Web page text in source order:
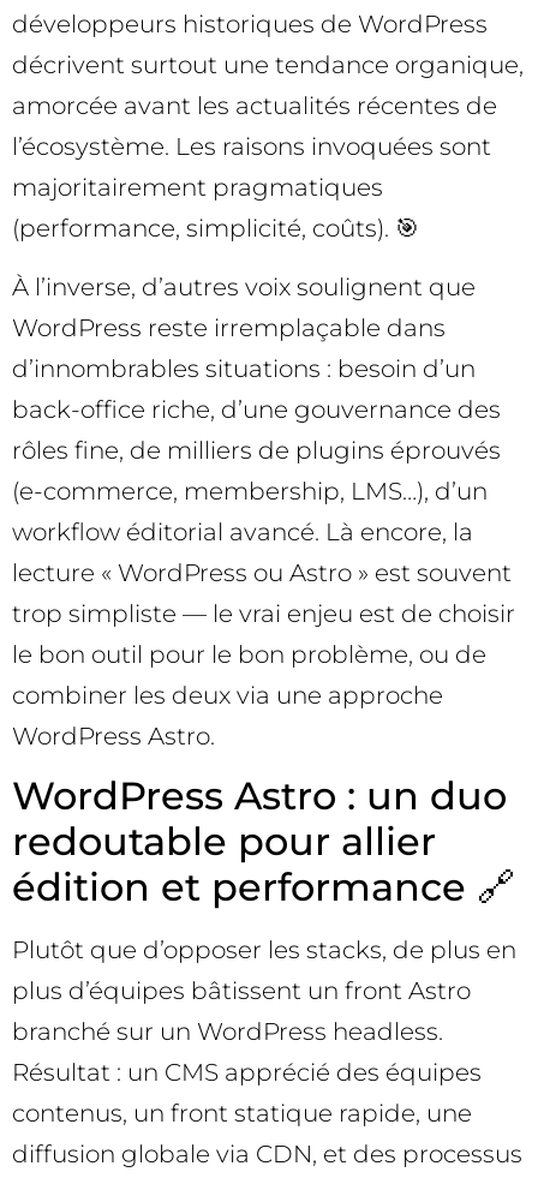
développeurs historiques de WordPress
décrivent surtout une tendance organique,
amorcée avant les actualités récentes de
l’écosystème. Les raisons invoquées sont
majoritairement pragmatiques
(performance, simplicité, coûts). 🎯
À l’inverse, d’autres voix soulignent que
WordPress reste irremplaçable dans
d’innombrables situations : besoin d’un
back-office riche, d’une gouvernance des
rôles fine, de milliers de plugins éprouvés
(e-commerce, membership, LMS…), d’un
workflow éditorial avancé. Là encore, la
lecture « WordPress ou Astro » est souvent
trop simpliste — le vrai enjeu est de choisir
le bon outil pour le bon problème, ou de
combiner les deux via une approche
WordPress Astro.
WordPress Astro : un duo
redoutable pour allier
édition et performance 🔗
Plutôt que d’opposer les stacks, de plus en
plus d’équipes bâtissent un front Astro
branché sur un WordPress headless.
Résultat : un CMS apprécié des équipes
contenus, un front statique rapide, une
diffusion globale via CDN, et des processus